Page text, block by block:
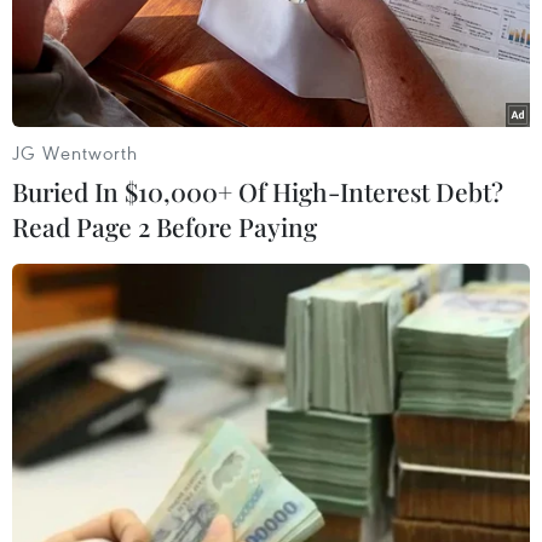
đầu tháng 7/2018, vì phải phá vỡ chuỗi cung
ứng. Đồng thời, giá cổ phiếu của các công ty này
trên thị trường chứng khoán cũng sụt giảm.
Trong khi đó, lợi nhuận của các trang trại Mỹ
vào mùa Thu ở mức cao nhất trong 7 năm qua.
Theo Bloomberg, Trung Quốc đã mua 11,2 triệu
tấn ngô Mỹ trong vụ vừa qua, gấp 13 lần so với
trước khi xảy ra căng thẳng.
JG Wentworth
Buried In $10,000+ Of High-Interest Debt?
Read Page 2 Before Paying